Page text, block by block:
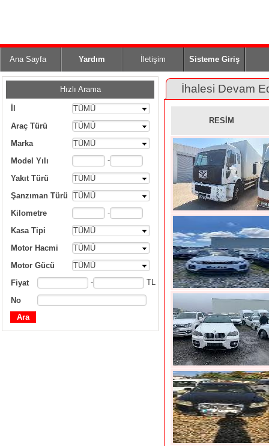
Ana Sayfa Yardım İletişim Sisteme Giriş
Hızlı Arama
TÜMÜ
Araç Türü
TÜMÜ
Marka
TÜMÜ
Model Yılı
-
Yakıt Türü
TÜMÜ
Şanzıman Türü
TÜMÜ
Kilometre
-
Kasa Tipi
TÜMÜ
Motor Hacmi
TÜMÜ
Motor Gücü
TÜMÜ
Fiyat
- TL
No
İhalesi Devam
RESİM